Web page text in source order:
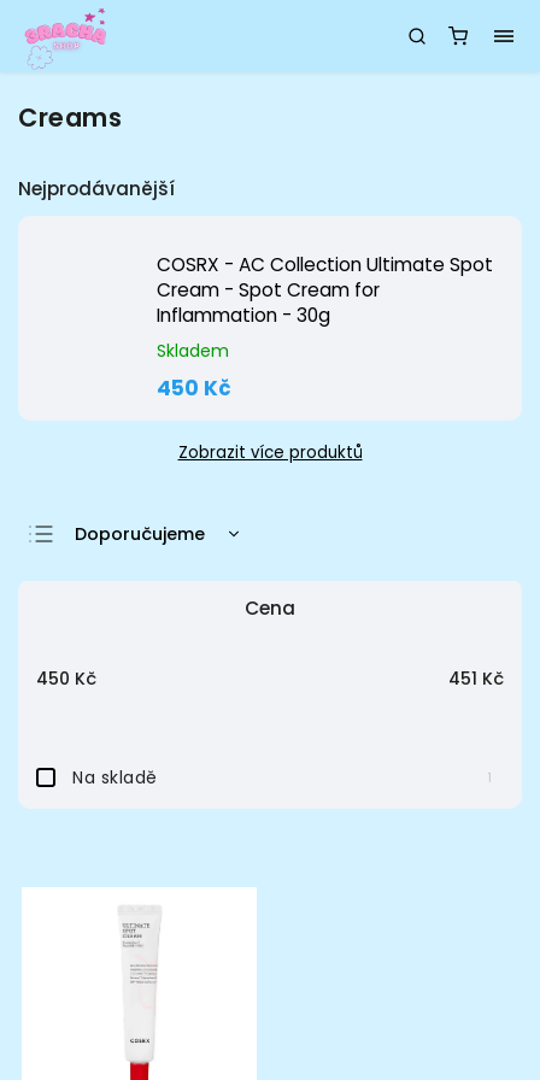
Creams
Nejprodávanější
COSRX - AC Collection Ultimate Spot
Cream - Spot Cream for
Inflammation - 30g
Skladem
450 Kč
Zobrazit více produktů
Doporučujeme
Abecedně
Cena
450 Kč 451 Kč
Na skladě 1